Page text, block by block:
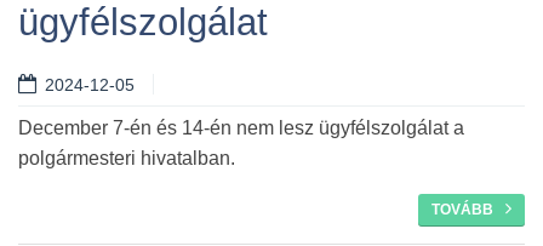
ügyfélszolgálat
2024-12-05
December 7-én és 14-én nem lesz ügyfélszolgálat a
polgármesteri hivatalban.
TOVÁBB